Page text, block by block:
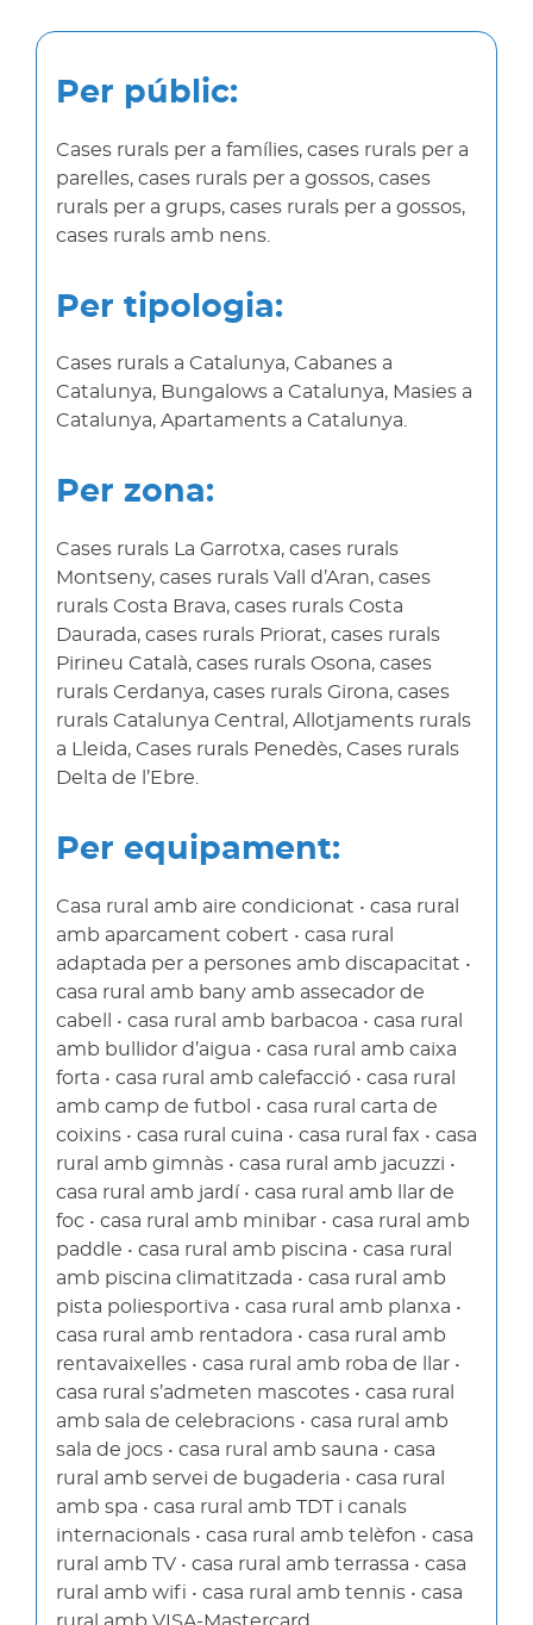
Per públic:
Cases rurals per a famílies, cases rurals per a
parelles, cases rurals per a gossos, cases
rurals per a grups, cases rurals per a gossos,
cases rurals amb nens.
Per tipologia:
Cases rurals a Catalunya, Cabanes a
Catalunya, Bungalows a Catalunya, Masies a
Catalunya, Apartaments a Catalunya.
Per zona:
Cases rurals La Garrotxa, cases rurals
Montseny, cases rurals Vall d’Aran, cases
rurals Costa Brava, cases rurals Costa
Daurada, cases rurals Priorat, cases rurals
Pirineu Català, cases rurals Osona, cases
rurals Cerdanya, cases rurals Girona, cases
rurals Catalunya Central, Allotjaments rurals
a Lleida, Cases rurals Penedès, Cases rurals
Delta de l’Ebre.
Per equipament:
Casa rural amb aire condicionat • casa rural
amb aparcament cobert • casa rural
adaptada per a persones amb discapacitat •
casa rural amb bany amb assecador de
cabell • casa rural amb barbacoa • casa rural
amb bullidor d’aigua • casa rural amb caixa
forta • casa rural amb calefacció • casa rural
amb camp de futbol • casa rural carta de
coixins • casa rural cuina • casa rural fax • casa
rural amb gimnàs • casa rural amb jacuzzi •
casa rural amb jardí • casa rural amb llar de
foc • casa rural amb minibar • casa rural amb
paddle • casa rural amb piscina • casa rural
amb piscina climatitzada • casa rural amb
pista poliesportiva • casa rural amb planxa •
casa rural amb rentadora • casa rural amb
rentavaixelles • casa rural amb roba de llar •
casa rural s’admeten mascotes • casa rural
amb sala de celebracions • casa rural amb
sala de jocs • casa rural amb sauna • casa
rural amb servei de bugaderia • casa rural
amb spa • casa rural amb TDT i canals
internacionals • casa rural amb telèfon • casa
rural amb TV • casa rural amb terrassa • casa
rural amb wifi • casa rural amb tennis • casa
rural amb VISA-Mastercard